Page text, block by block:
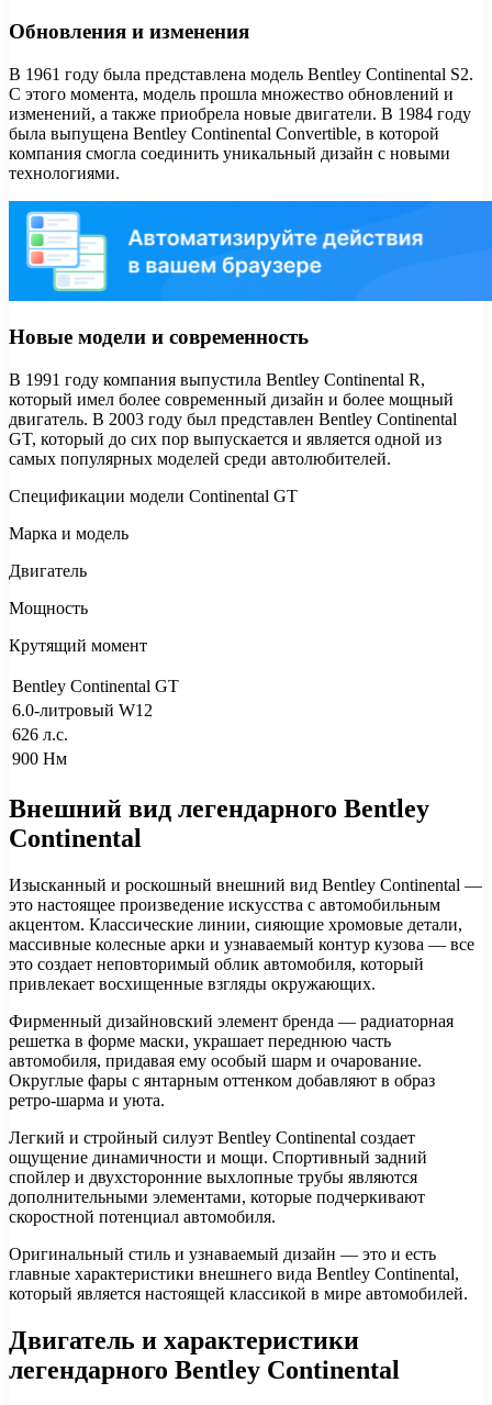
Обновления и изменения
В 1961 году была представлена модель Bentley Continental S2.
С этого момента, модель прошла множество обновлений и
изменений, а также приобрела новые двигатели. В 1984 году
была выпущена Bentley Continental Convertible, в которой
компания смогла соединить уникальный дизайн с новыми
технологиями.
Новые модели и современность
В 1991 году компания выпустила Bentley Continental R,
который имел более современный дизайн и более мощный
двигатель. В 2003 году был представлен Bentley Continental
GT, который до сих пор выпускается и является одной из
самых популярных моделей среди автолюбителей.
Спецификации модели Continental GT
Марка и модель
Двигатель
Мощность
Крутящий момент
Bentley Continental GT
6.0-литровый W12
626 л.с.
900 Нм
Внешний вид легендарного Bentley
Continental
Изысканный и роскошный внешний вид Bentley Continental —
это настоящее произведение искусства с автомобильным
акцентом. Классические линии, сияющие хромовые детали,
массивные колесные арки и узнаваемый контур кузова — все
это создает неповторимый облик автомобиля, который
привлекает восхищенные взгляды окружающих.
Фирменный дизайновский элемент бренда — радиаторная
решетка в форме маски, украшает переднюю часть
автомобиля, придавая ему особый шарм и очарование.
Округлые фары с янтарным оттенком добавляют в образ
ретро-шарма и уюта.
Легкий и стройный силуэт Bentley Continental создает
ощущение динамичности и мощи. Спортивный задний
спойлер и двухсторонние выхлопные трубы являются
дополнительными элементами, которые подчеркивают
скоростной потенциал автомобиля.
Оригинальный стиль и узнаваемый дизайн — это и есть
главные характеристики внешнего вида Bentley Continental,
который является настоящей классикой в мире автомобилей.
Двигатель и характеристики
легендарного Bentley Continental